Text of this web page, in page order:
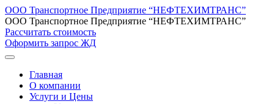
ООО Транспортное Предприятие “НЕФТЕХИМТРАНС”
ООО Транспортное Предприятие “НЕФТЕХИМТРАНС”
Рассчитать стоимость
Оформить запрос ЖД
Главная
О компании
Услуги и Цены